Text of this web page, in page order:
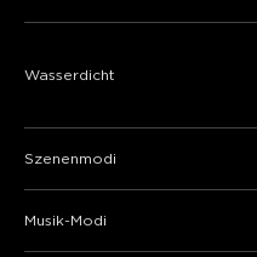
Wasserdicht
Szenenmodi
Musik-Modi